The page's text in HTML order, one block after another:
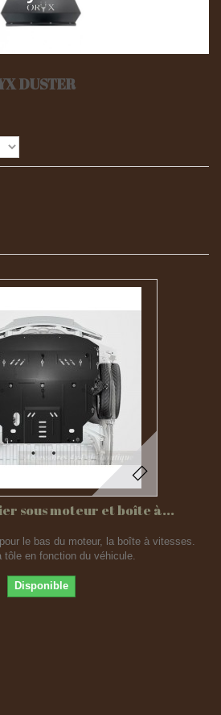
DUSTER
sous moteur et boîte à...
le bas du moteur, la boîte à vitesses.
tôle en fonction du véhicule.
Disponible